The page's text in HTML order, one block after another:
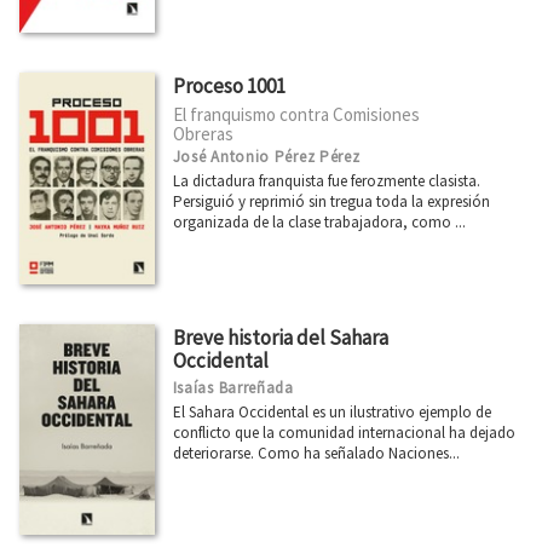
Proceso 1001
El franquismo contra Comisiones
Obreras
José Antonio Pérez Pérez
La dictadura franquista fue ferozmente clasista.
Persiguió y reprimió sin tregua toda la expresión
organizada de la clase trabajadora, como ...
Breve historia del Sahara
Occidental
Isaías Barreñada
El Sahara Occidental es un ilustrativo ejemplo de
conflicto que la comunidad internacional ha dejado
deteriorarse. Como ha señalado Naciones...